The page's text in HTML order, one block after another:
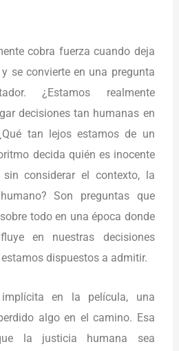
cobra fuerza cuando deja
se convierte en una pregunta
¿Estamos realmente
decisiones tan humanas en
tan lejos estamos de un
decida quién es inocente
considerar el contexto, la
Son preguntas que
todo en una época donde
en nuestras decisiones
dispuestos a admitir.
en la película, una
algo en el camino. Esa
la justicia humana sea